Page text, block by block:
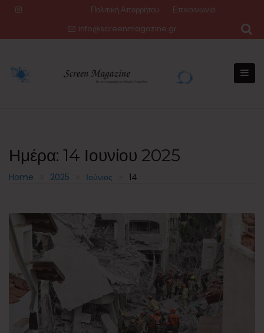
Πολιτική Απορρήτου
Επικοινωνία
info@screenmagazine.gr
Ημέρα: 14 Ιουνίου 2025
Home 2025 Ιούνιος 14